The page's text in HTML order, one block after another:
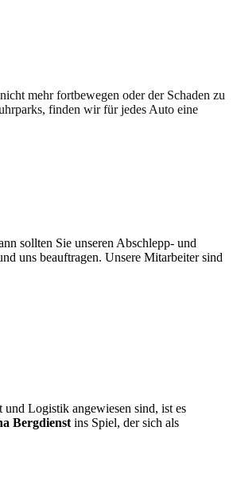
mehr fortbewegen oder der Schaden zu
finden wir für jedes Auto eine
sollten Sie unseren Abschlepp- und
uns beauftragen. Unsere Mitarbeiter sind
Logistik angewiesen sind, ist es
Bergdienst ins Spiel, der sich als